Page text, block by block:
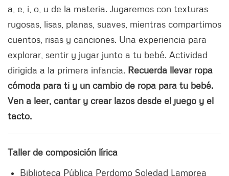
a, e, i, o, u de la materia. Jugaremos con texturas
rugosas, lisas, planas, suaves, mientras compartimos
cuentos, risas y canciones. Una experiencia para
explorar, sentir y jugar junto a tu bebé. Actividad
dirigida a la primera infancia. Recuerda llevar ropa
cómoda para ti y un cambio de ropa para tu bebé.
Ven a leer, cantar y crear lazos desde el juego y el
tacto.
Taller de composición lírica
Biblioteca Pública Perdomo Soledad Lamprea